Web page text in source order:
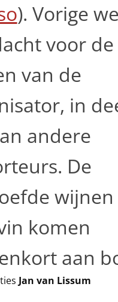
). Vorige
voor de
van de
in
andere
De
wijnen
komen
aan
Jan van Lissum